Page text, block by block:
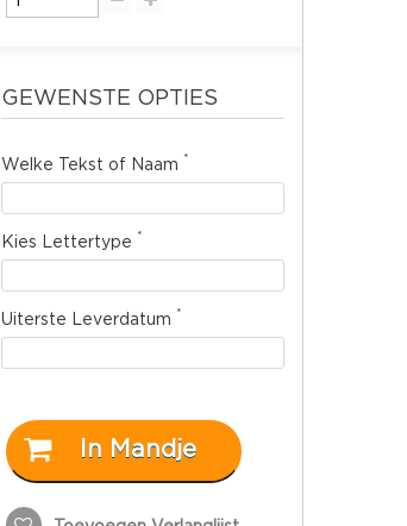
GEWENSTE OPTIES
Welke Tekst of Naam *
Kies Lettertype *
Uiterste Leverdatum *
In Mandje